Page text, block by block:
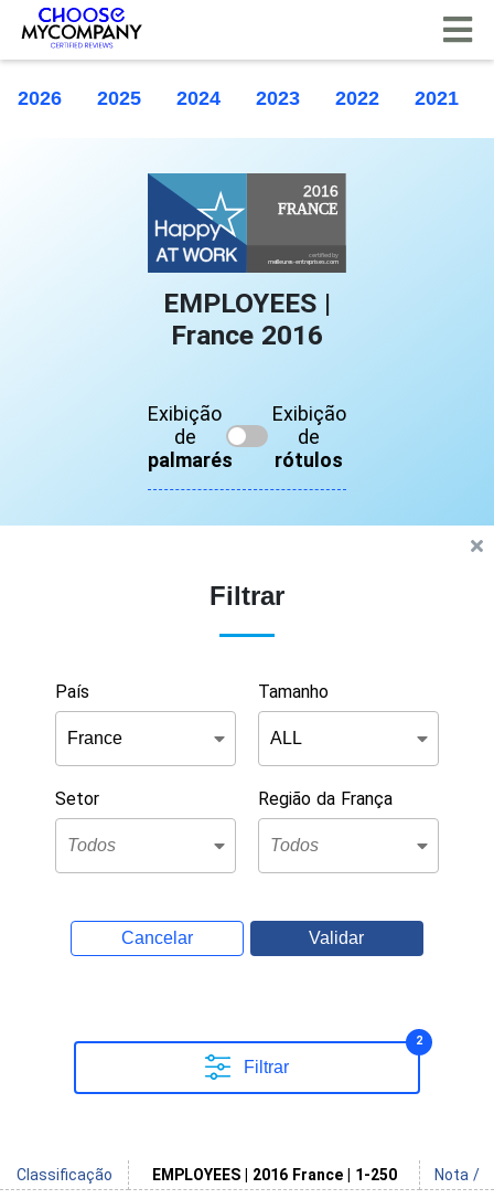
2026 2025 2024 2023 2022 2021
EMPLOYEES |
France 2016
Exibição
de
palmarés
Exibição
de
rótulos
Filtrar
País Tamanho
Setor Região da França
Cancelar Validar
Filtrar
2
Classificação EMPLOYEES | 2016 France | 1-250 Nota /
Painel de Gerenciamento de Cookies